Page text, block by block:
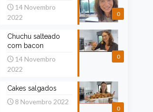
0
14 Novembro
2022
0
Chuchu salteado
com bacon
14 Novembro
2022
0
Cakes salgados
8 Novembro 2022